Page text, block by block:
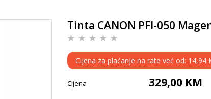
Tinta CANON PFI-050
Cijena za plaćanje na rate već od: 14,94
Cijena 329,00 KM